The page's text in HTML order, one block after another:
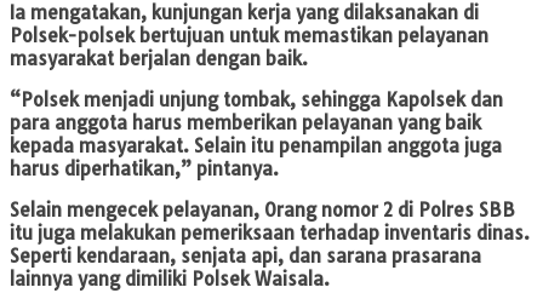
Ia mengatakan, kunjungan kerja yang dilaksanakan di
Polsek-polsek bertujuan untuk memastikan pelayanan
masyarakat berjalan dengan baik.
“Polsek menjadi unjung tombak, sehingga Kapolsek dan
para anggota harus memberikan pelayanan yang baik
kepada masyarakat. Selain itu penampilan anggota juga
harus diperhatikan,” pintanya.
Selain mengecek pelayanan, Orang nomor 2 di Polres SBB
itu juga melakukan pemeriksaan terhadap inventaris dinas.
Seperti kendaraan, senjata api, dan sarana prasarana
lainnya yang dimiliki Polsek Waisala.